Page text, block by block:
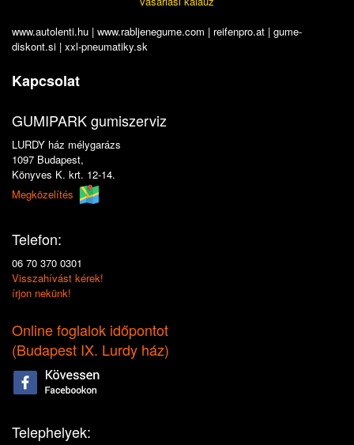
www.autolenti.hu | www.rabljenegume.com | reifenpro.at | gume-
diskont.si | xxl-pneumatiky.sk
Kapcsolat
GUMIPARK gumiszerviz
LURDY ház mélygarázs
1097 Budapest,
Könyves K. krt. 12-14.
Megközelítés
Telefon:
06 70 370 0301
Visszahívást kérek!
írjon nekünk!
Online foglalok időpontot
(Budapest IX. Lurdy ház)
Telephelyek: